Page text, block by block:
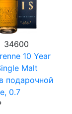
34600
10 Year
Malt
подарочной
0.7